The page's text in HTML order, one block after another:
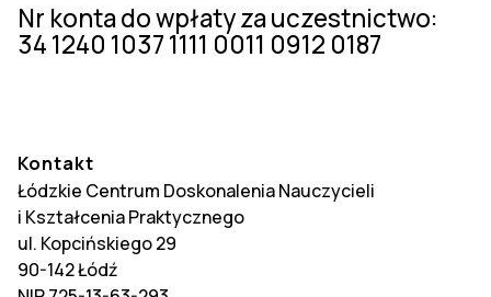
Nr konta do wpłaty za uczestnictwo:
34 1240 1037 1111 0011 0912 0187
Kontakt
Łódzkie Centrum Doskonalenia Nauczycieli
i Kształcenia Praktycznego
ul. Kopcińskiego 29
90-142 Łódź